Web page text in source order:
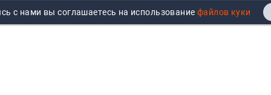
с нами вы соглашаетесь на использование